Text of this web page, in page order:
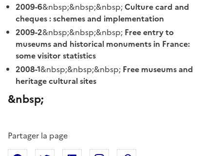
2009-6&nbsp;&nbsp;&nbsp;Culture card and
cheques : schemes and implementation
2009-2&nbsp;&nbsp;&nbsp; Free entry to
museums and historical monuments in France:
some visitor statistics
2008-1&nbsp;&nbsp;&nbsp; Free museums and
heritage cultural sites
&nbsp;
Partager la page